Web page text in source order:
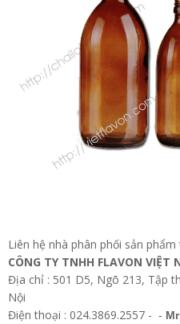
Liên hệ nhà phân phối sản
CÔNG TY TNHH FLAVON VIỆT
Địa chỉ : 501 D5, Ngõ 213, Tập
Nội
Điện thoại : 024.3869.2557 - -